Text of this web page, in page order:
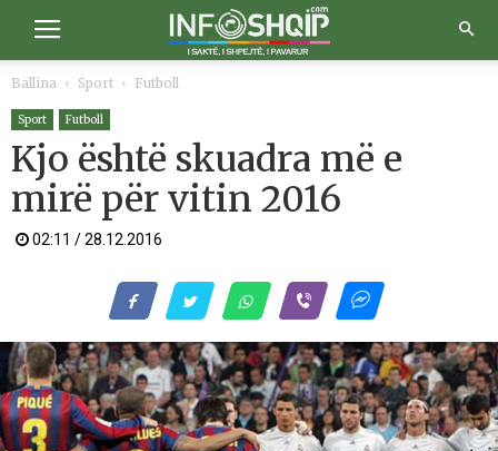
Ballina Sport Futboll
Sport Futboll
Kjo është skuadra më e
mirë për vitin 2016
02:11 / 28.12.2016